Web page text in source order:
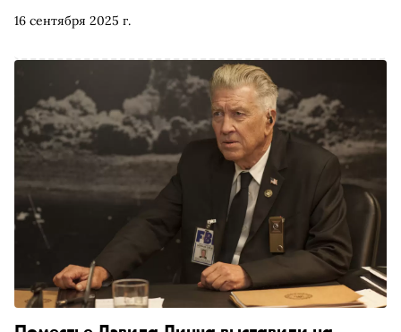
16 сентября 2025 г.
«вяжет» рецепторы и на какие российские вина с ним
тексте рубрики « Иностранцы в России »